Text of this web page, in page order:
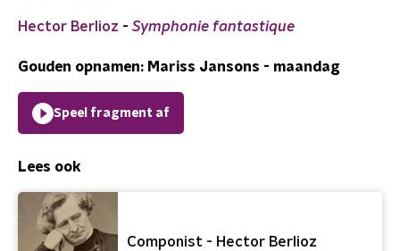
Hector Berlioz - Symphonie fantastique
Gouden opnamen: Mariss Jansons - maandag
Speel fragment af
Lees ook
Componist - Hector Berlioz